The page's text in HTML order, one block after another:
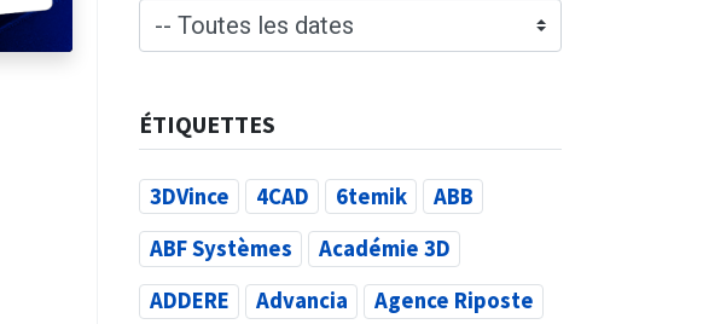
ÉTIQUETTES
3DVince 4CAD 6temik
ABB
ABF Systèmes
Académie 3D
ADDERE
Advancia Agence Riposte